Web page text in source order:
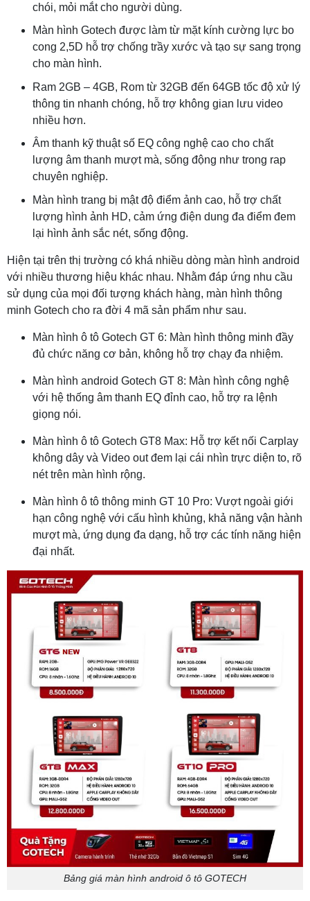
chói, mỏi mắt cho người dùng.
Màn hình Gotech được làm từ mặt kính cường lực bo
cong 2,5D hỗ trợ chống trầy xước và tạo sự sang trọng
cho màn hình.
Ram 2GB – 4GB, Rom từ 32GB đến 64GB tốc độ xử lý
thông tin nhanh chóng, hỗ trợ không gian lưu video
nhiều hơn.
Âm thanh kỹ thuật số EQ công nghệ cao cho chất
lượng âm thanh mượt mà, sống động như trong rap
chuyên nghiệp.
Màn hình trang bị mật độ điểm ảnh cao, hỗ trợ chất
lượng hình ảnh HD, cảm ứng điện dung đa điểm đem
lại hình ảnh sắc nét, sống động.
Hiện tại trên thị trường có khá nhiều dòng màn hình android
với nhiều thương hiệu khác nhau. Nhằm đáp ứng nhu cầu
sử dụng của mọi đối tượng khách hàng, màn hình thông
minh Gotech cho ra đời 4 mã sản phẩm như sau.
Màn hình ô tô Gotech GT 6: Màn hình thông minh đầy
đủ chức năng cơ bản, không hỗ trợ chạy đa nhiệm.
Màn hình android Gotech GT 8: Màn hình công nghệ
với hệ thống âm thanh EQ đỉnh cao, hỗ trợ ra lệnh
giọng nói.
Màn hình ô tô Gotech GT8 Max: Hỗ trợ kết nối Carplay
không dây và Video out đem lại cái nhìn trực diện to, rõ
nét trên màn hình rộng.
Màn hình ô tô thông minh GT 10 Pro: Vượt ngoài giới
hạn công nghệ với cấu hình khủng, khả năng vận hành
mượt mà, ứng dụng đa dạng, hỗ trợ các tính năng hiện
đại nhất.
Bảng giá màn hình android ô tô GOTECH